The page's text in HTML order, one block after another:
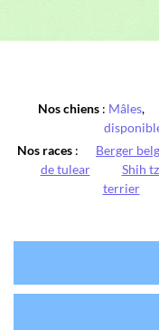
Nos chiens : Mâles,
Nos races : Berger
de tulear
Shih
terrier